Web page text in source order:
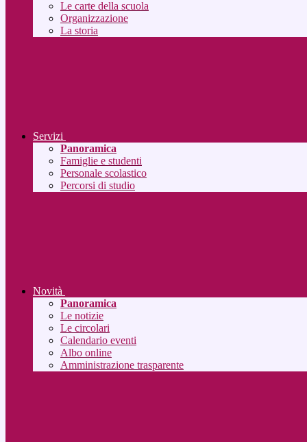
Le carte della scuola
Organizzazione
La storia
Servizi
Panoramica
Famiglie e studenti
Personale scolastico
Percorsi di studio
Novità
Panoramica
Le notizie
Le circolari
Calendario eventi
Albo online
Amministrazione trasparente